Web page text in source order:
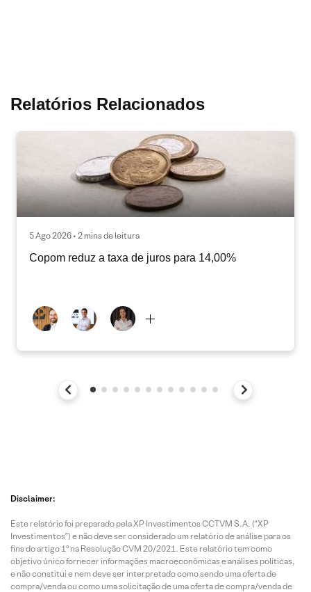
Relatórios Relacionados
5 Ago 2026 • 2 mins de leitura
Copom reduz a taxa de juros para 14,00%
Disclaimer:
Este relatório foi preparado pela XP Investimentos CCTVM S.A. (“XP
Investimentos”) e não deve ser considerado um relatório de análise para os
fins do artigo 1º na Resolução CVM 20/2021. Este relatório tem como
objetivo único fornecer informações macroeconômicas e análises políticas,
e não constitui e nem deve ser interpretado como sendo uma oferta de
compra/venda ou como uma solicitação de uma oferta de compra/venda de